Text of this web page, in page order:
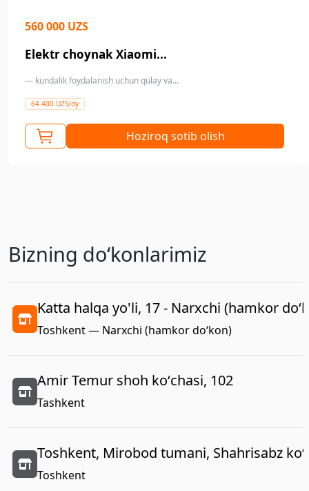
560 000 UZS
Elektr choynak Xiaomi...
— kundalik foydalanish uchun qulay va...
64 400 UZS/oy
Hoziroq sotib olish
Bizning doʻkonlarimiz
Katta halqa yo'li, 17 - Narxchi (hamkor
Toshkent — Narxchi (hamkor do‘kon)
Amir Temur shoh koʻchasi, 102
Tashkent
Toshkent, Mirobod tumani, Shahrisabz
Toshkent